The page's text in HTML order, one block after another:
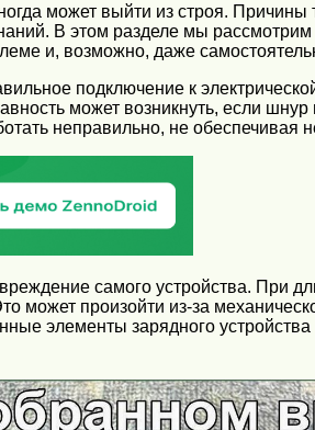
может выйти из строя.
В этом разделе мы
и, возможно, даже
подключение к
может возникнуть, если
неправильно, не обеспечивая
самого устройства. При
может произойти из-за
элементы зарядного устройства